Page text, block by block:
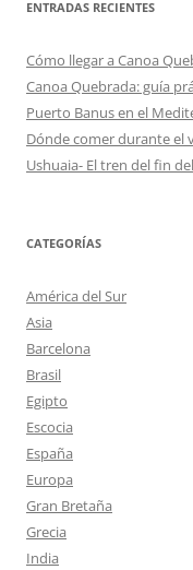
ENTRADAS RECIENTES
Cómo llegar a Canoa
Canoa Quebrada: guía
Puerto Banus en el
Dónde comer durante el
Ushuaia- El tren del fin
CATEGORÍAS
América del Sur
Asia
Barcelona
Brasil
Egipto
Escocia
España
Europa
Gran Bretaña
Grecia
India